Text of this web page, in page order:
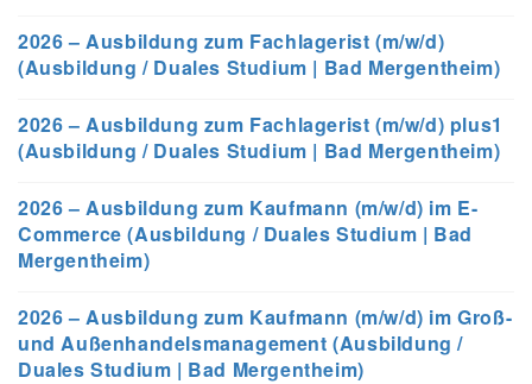
2026 – Ausbildung zum Fachlagerist (m/w/d)
(Ausbildung / Duales Studium | Bad Mergentheim)
2026 – Ausbildung zum Fachlagerist (m/w/d) plus1
(Ausbildung / Duales Studium | Bad Mergentheim)
2026 – Ausbildung zum Kaufmann (m/w/d) im E-
Commerce (Ausbildung / Duales Studium | Bad
Mergentheim)
2026 – Ausbildung zum Kaufmann (m/w/d) im Groß-
und Außenhandelsmanagement (Ausbildung /
Duales Studium | Bad Mergentheim)